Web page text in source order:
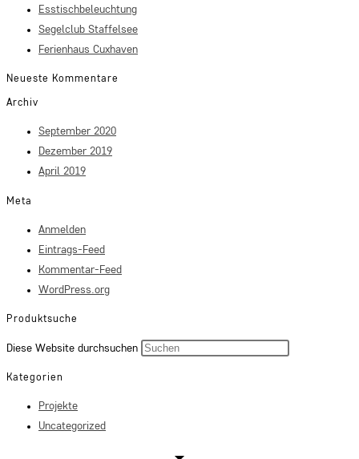
Esstischbeleuchtung
Segelclub Staffelsee
Ferienhaus Cuxhaven
Neueste Kommentare
Archiv
September 2020
Dezember 2019
April 2019
Meta
Anmelden
Eintrags-Feed
Kommentar-Feed
WordPress.org
Produktsuche
Diese Website durchsuchen
Kategorien
Projekte
Uncategorized